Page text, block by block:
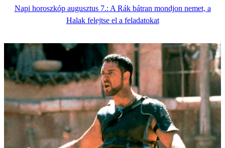
Napi horoszkóp augusztus 7.: A Rák bátran mondjon nemet, a
Halak felejtse el a feladatokat